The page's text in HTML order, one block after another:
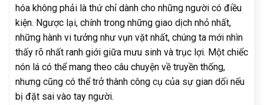
hóa không phải là thứ chỉ dành cho những người có điều
kiện. Ngược lại, chính trong những giao dịch nhỏ nhất,
những hành vi tưởng như vụn vặt nhất, chúng ta mới nhìn
thấy rõ nhất ranh giới giữa mưu sinh và trục lợi. Một chiếc
nón lá có thể mang theo câu chuyện về truyền thống,
nhưng cũng có thể trở thành công cụ của sự gian dối nếu
bị đặt sai vào tay người.